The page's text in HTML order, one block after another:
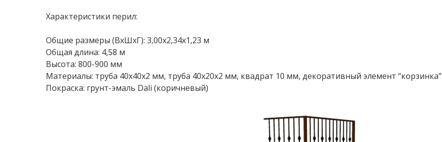
Характеристики перил:
Общие размеры (ВxШxГ): 3,00x2,34x1,23 м
Общая длина: 4,58 м
Высота: 800-900 мм
Материалы: труба 40х40х2 мм, труба 40х20х2 мм, квадрат 10 мм, декоративный элемент “корзинка”
Покраска: грунт-эмаль Dali (коричневый)